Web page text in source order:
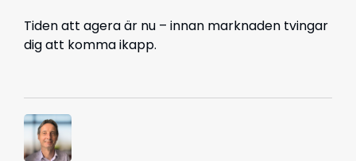
Tiden att agera är nu – innan marknaden tvingar
dig att komma ikapp.